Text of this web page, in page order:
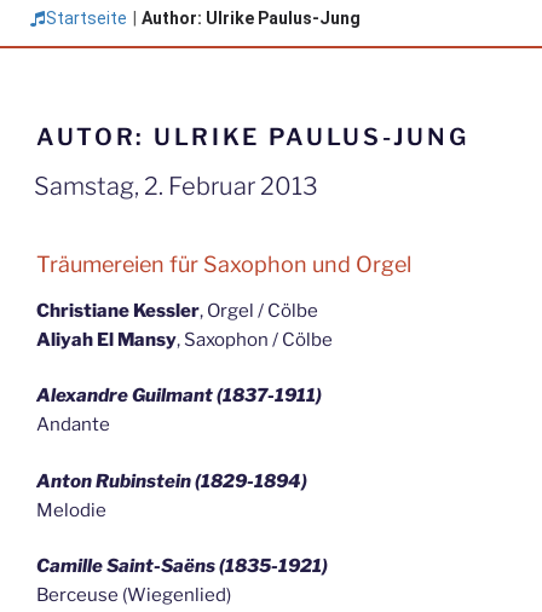
Startseite Author: Ulrike Paulus-Jung
AUTOR: ULRIKE PAULUS-JUNG
Samstag, 2. Februar 2013
Träumereien für Saxophon und Orgel
Christiane Kessler, Orgel / Cölbe
Aliyah El Mansy, Saxophon / Cölbe
Alexandre Guilmant (1837-1911)
Andante
Anton Rubinstein (1829-1894)
Melodie
Camille Saint-Saëns (1835-1921)
Berceuse (Wiegenlied)